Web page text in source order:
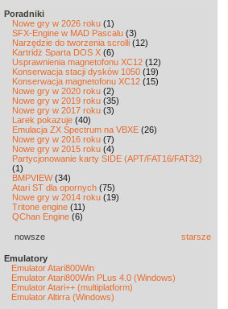
Poradniki
Nowe gry w 2026 roku (1)
SFX-Engine w MAD Pascalu (3)
Narzędzie do tworzenia scrolli (12)
Kartridż Sparta DOS X (6)
Usprawnienia magnetofonu XC12 (12)
Konserwacja stacji dysków 1050 (19)
Konserwacja magnetofonu XC12 (15)
Nowe gry w 2020 roku (2)
Nowe gry w 2019 roku (35)
Nowe gry w 2017 roku (3)
Larek pokazuje (40)
Emulacja ZX Spectrum na VBXE (26)
Nowe gry w 2016 roku (7)
Nowe gry w 2015 roku (4)
Partycjonowanie karty SIDE (APT/FAT16/FAT32)
(1)
BMPVIEW(34)
Atari ST dla opornych (75)
Nowe gry w 2014 roku (19)
Tritone engine (11)
QChan Engine (6)
nowsze starsze
Emulatory
Emulator Atari800Win
Emulator Atari800Win PLus 4.0 (Windows)
Emulator Atari++ (multiplatform)
Emulator Altirra (Windows)